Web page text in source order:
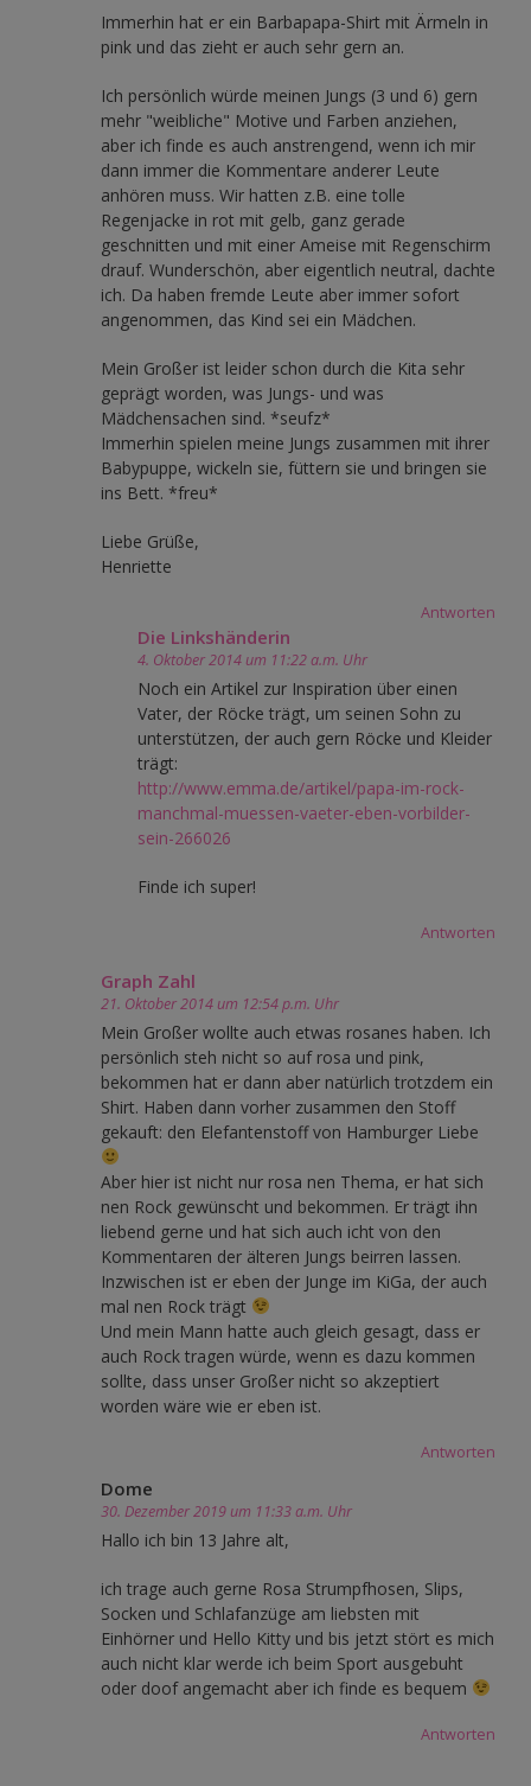
Immerhin hat er ein Barbapapa-Shirt mit Ärmeln in
pink und das zieht er auch sehr gern an.
Ich persönlich würde meinen Jungs (3 und 6) gern
mehr "weibliche" Motive und Farben anziehen,
aber ich finde es auch anstrengend, wenn ich mir
dann immer die Kommentare anderer Leute
anhören muss. Wir hatten z.B. eine tolle
Regenjacke in rot mit gelb, ganz gerade
geschnitten und mit einer Ameise mit Regenschirm
drauf. Wunderschön, aber eigentlich neutral, dachte
ich. Da haben fremde Leute aber immer sofort
angenommen, das Kind sei ein Mädchen.
Mein Großer ist leider schon durch die Kita sehr
geprägt worden, was Jungs- und was
Mädchensachen sind. *seufz*
Immerhin spielen meine Jungs zusammen mit ihrer
Babypuppe, wickeln sie, füttern sie und bringen sie
ins Bett. *freu*
Liebe Grüße,
Henriette
Antworten
Die Linkshänderin
4. Oktober 2014 um 11:22 a.m. Uhr
Noch ein Artikel zur Inspiration über einen
Vater, der Röcke trägt, um seinen Sohn zu
unterstützen, der auch gern Röcke und Kleider
trägt:
http://www.emma.de/artikel/papa-im-rock-
manchmal-muessen-vaeter-eben-vorbilder-
sein-266026
Finde ich super!
Antworten
Graph Zahl
21. Oktober 2014 um 12:54 p.m. Uhr
Mein Großer wollte auch etwas rosanes haben. Ich
persönlich steh nicht so auf rosa und pink,
bekommen hat er dann aber natürlich trotzdem ein
Shirt. Haben dann vorher zusammen den Stoff
gekauft: den Elefantenstoff von Hamburger Liebe
Aber hier ist nicht nur rosa nen Thema, er hat sich
nen Rock gewünscht und bekommen. Er trägt ihn
liebend gerne und hat sich auch icht von den
Kommentaren der älteren Jungs beirren lassen.
Inzwischen ist er eben der Junge im KiGa, der auch
mal nen Rock trägt
Und mein Mann hatte auch gleich gesagt, dass er
auch Rock tragen würde, wenn es dazu kommen
sollte, dass unser Großer nicht so akzeptiert
worden wäre wie er eben ist.
Antworten
Dome
30. Dezember 2019 um 11:33 a.m. Uhr
Hallo ich bin 13 Jahre alt,
ich trage auch gerne Rosa Strumpfhosen, Slips,
Socken und Schlafanzüge am liebsten mit
Einhörner und Hello Kitty und bis jetzt stört es mich
auch nicht klar werde ich beim Sport ausgebuht
oder doof angemacht aber ich finde es bequem
Antworten